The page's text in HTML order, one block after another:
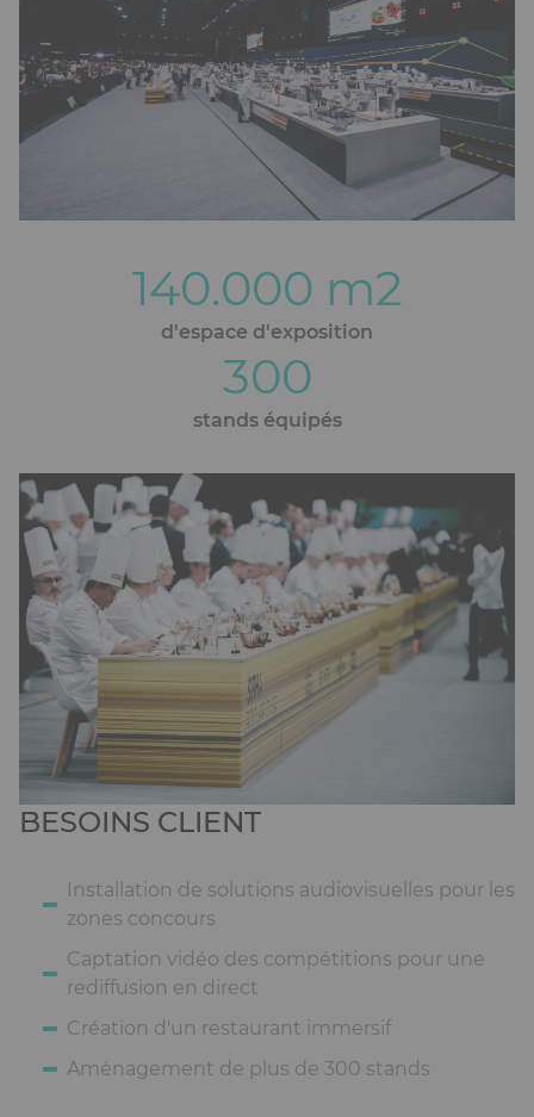
140.000 m2
d'espace d'exposition
300
stands équipés
Ckeditor
BESOINS CLIENT
Installation de solutions audiovisuelles pour les
zones concours
Captation vidéo des compétitions pour une
rediffusion en direct
Création d'un restaurant immersif
Aménagement de plus de 300 stands